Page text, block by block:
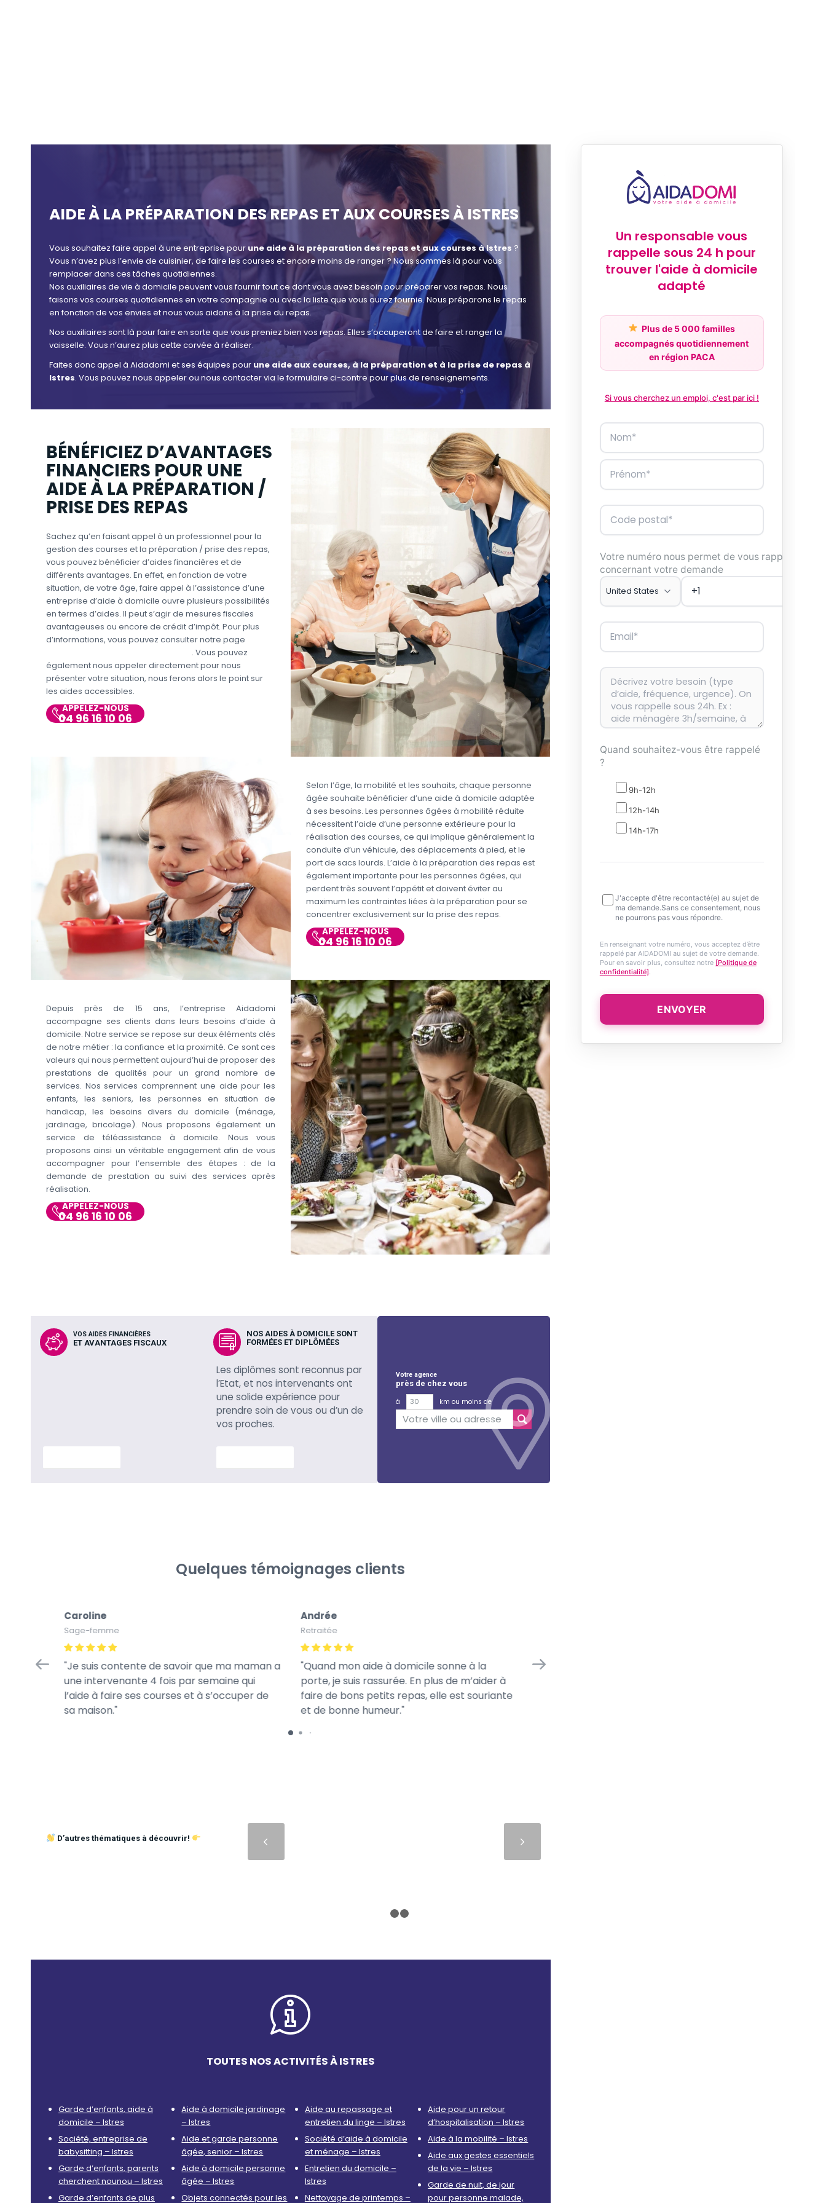
AIDE À LA PRÉPARATION DES REPAS ET AUX COURSES À ISTRES
Vous souhaitez faire appel à une entreprise pour une aide à la préparation des repas et aux courses à Istres ?
Vous n’avez plus l’envie de cuisinier, de faire les courses et encore moins de ranger ? Nous sommes là pour vous
remplacer dans ces tâches quotidiennes.
Nos auxiliaires de vie à domicile peuvent vous fournir tout ce dont vous avez besoin pour préparer vos repas. Nous
faisons vos courses quotidiennes en votre compagnie ou avec la liste que vous aurez fournie. Nous préparons le repas
en fonction de vos envies et nous vous aidons à la prise du repas.
Nos auxiliaires sont là pour faire en sorte que vous preniez bien vos repas. Elles s’occuperont de faire et ranger la
vaisselle. Vous n’aurez plus cette corvée à réaliser.
Faites donc appel à Aidadomi et ses équipes pour une aide aux courses, à la préparation et à la prise de repas à
Istres. Vous pouvez nous appeler ou nous contacter via le formulaire ci-contre pour plus de renseignements.
BÉNÉFICIEZ D’AVANTAGES
FINANCIERS POUR UNE
AIDE À LA PRÉPARATION /
PRISE DES REPAS
Sachez qu’en faisant appel à un professionnel pour la
gestion des courses et la préparation / prise des repas,
vous pouvez bénéficier d’aides financières et de
différents avantages. En effet, en fonction de votre
situation, de votre âge, faire appel à l’assistance d’une
entreprise d’aide à domicile ouvre plusieurs possibilités
en termes d’aides. Il peut s’agir de mesures fiscales
avantageuses ou encore de crédit d’impôt. Pour plus
d’informations, vous pouvez consulter notre page
. Vous pouvez
également nous appeler directement pour nous
présenter votre situation, nous ferons alors le point sur
les aides accessibles.
APPELEZ-NOUS
04 96 16 10 06
Selon l’âge, la mobilité et les souhaits, chaque personne
âgée souhaite bénéficier d’une aide à domicile adaptée
à ses besoins. Les personnes âgées à mobilité réduite
nécessitent l’aide d’une personne extérieure pour la
réalisation des courses, ce qui implique généralement la
conduite d’un véhicule, des déplacements à pied, et le
port de sacs lourds. L’aide à la préparation des repas est
également importante pour les personnes âgées, qui
perdent très souvent l’appétit et doivent éviter au
maximum les contraintes liées à la préparation pour se
concentrer exclusivement sur la prise des repas.
APPELEZ-NOUS
04 96 16 10 06
Depuis près de 15 ans, l’entreprise Aidadomi
accompagne ses clients dans leurs besoins d’aide à
domicile. Notre service se repose sur deux éléments clés
de notre métier : la confiance et la proximité. Ce sont ces
valeurs qui nous permettent aujourd’hui de proposer des
prestations de qualités pour un grand nombre de
services. Nos services comprennent une aide pour les
enfants, les seniors, les personnes en situation de
handicap, les besoins divers du domicile (ménage,
jardinage, bricolage). Nous proposons également un
service de téléassistance à domicile. Nous vous
proposons ainsi un véritable engagement afin de vous
accompagner pour l’ensemble des étapes : de la
demande de prestation au suivi des services après
réalisation.
APPELEZ-NOUS
04 96 16 10 06
VOS AIDES FINANCIÈRES
ET AVANTAGES FISCAUX
NOS AIDES À DOMICILE SONT
FORMÉES ET DIPLÔMÉES
Les diplômes sont reconnus par
l’Etat, et nos intervenants ont
une solide expérience pour
prendre soin de vous ou d’un de
vos proches.
Votre agence
près de chez vous
à
km ou moins de
Quelques témoignages clients
Caroline
Sage-femme
Je suis contente de savoir que ma maman a
une intervenante 4 fois par semaine qui
l’aide à faire ses courses et à s’occuper de
sa maison.
Andrée
Retraitée
Quand mon aide à domicile sonne à la
porte, je suis rassurée. En plus de m’aider à
faire de bons petits repas, elle est souriante
et de bonne humeur.
Je n’ai plus la force de m’occuper seule de
D’autres thématiques à découvrir!
Précédent
TOUTES NOS ACTIVITÉS À ISTRES
Garde d’enfants, aide à
domicile – Istres
Société, entreprise de
babysitting – Istres
Garde d’enfants, parents
cherchent nounou – Istres
Garde d’enfants de plus
Aide à domicile jardinage
– Istres
Aide et garde personne
âgée, senior – Istres
Aide à domicile personne
âgée – Istres
Objets connectés pour les
Aide au repassage et
entretien du linge – Istres
Société d’aide à domicile
et ménage – Istres
Entretien du domicile –
Istres
Nettoyage de printemps –
Aide pour un retour
d’hospitalisation – Istres
Aide à la mobilité – Istres
Aide aux gestes essentiels
de la vie – Istres
Garde de nuit, de jour
pour personne malade,
Un responsable vous
rappelle sous 24 h pour
trouver l'aide à domicile
adapté
Plus de 5 000 familles
accompagnés quotidiennement
en région PACA
Si vous cherchez un emploi, c'est par ici !
Votre numéro nous permet de vous rappeler
concernant votre demande
Quand souhaitez-vous être rappelé
?
9h-12h
12h-14h
14h-17h
J'accepte d'être recontacté(e) au sujet de
ma demande.Sans ce consentement, nous
ne pourrons pas vous répondre.
En renseignant votre numéro, vous acceptez d’être
rappelé par AIDADOMI au sujet de votre demande.
Pour en savoir plus, consultez notre [Politique de
confidentialité]